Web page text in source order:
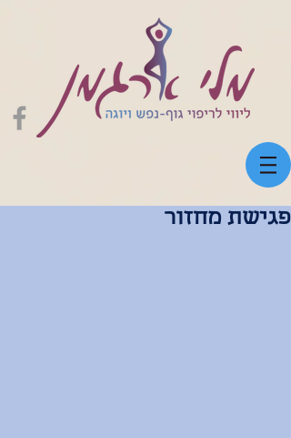
פגישת מחזור